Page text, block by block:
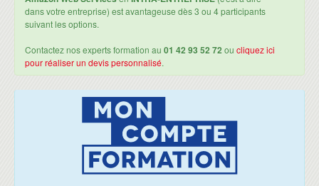
dans votre entreprise) est avantageuse dès 3 ou 4 participants
suivant les options.
Contactez nos experts formation au 01 42 93 52 72 ou cliquez ici
pour réaliser un devis personnalisé.